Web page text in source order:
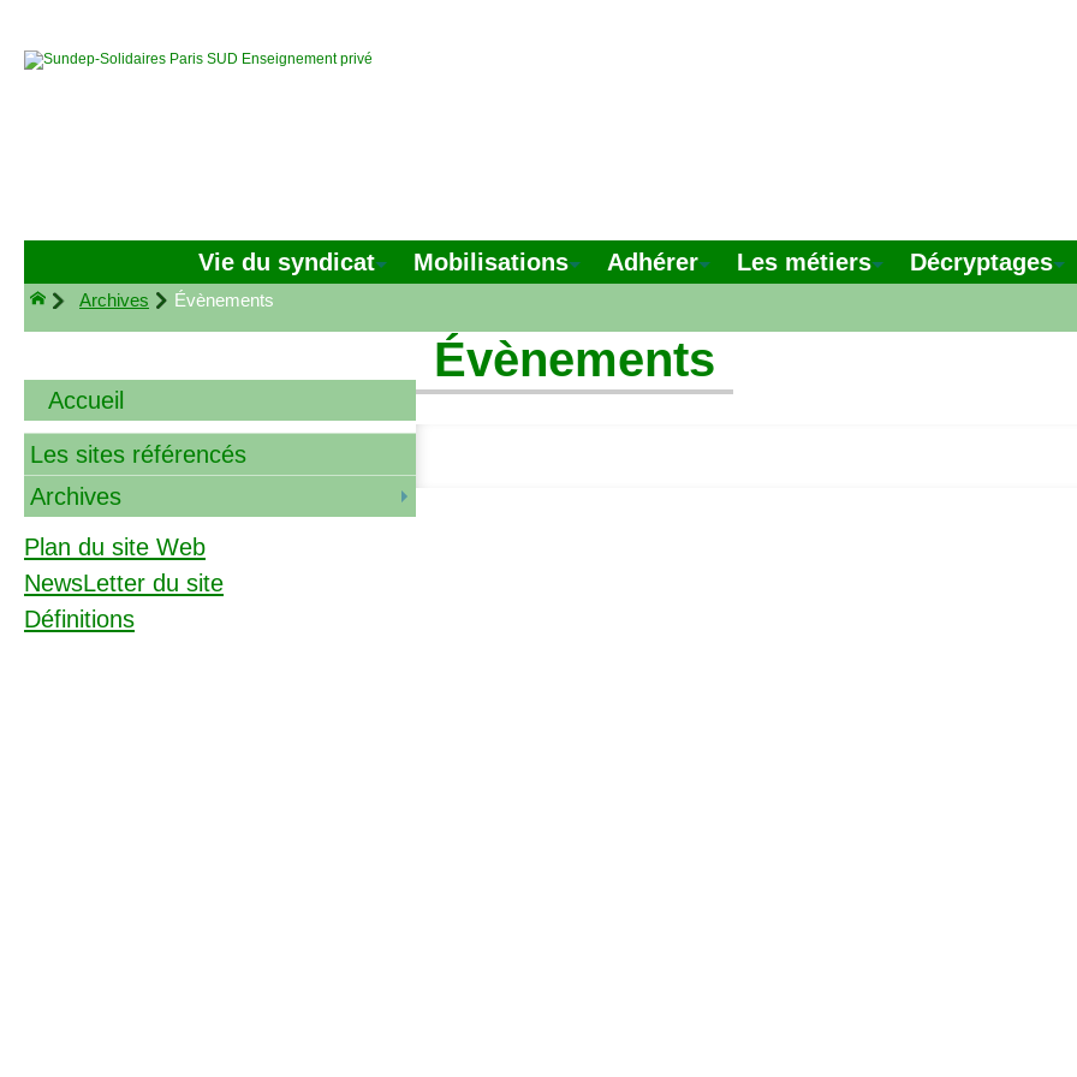
Vie du syndicat Mobilisations Adhérer Les métiers Décryptages
Archives Évènements
Évènements
Accueil
Les sites référencés
Archives
Plan du site Web
NewsLetter du site
Définitions